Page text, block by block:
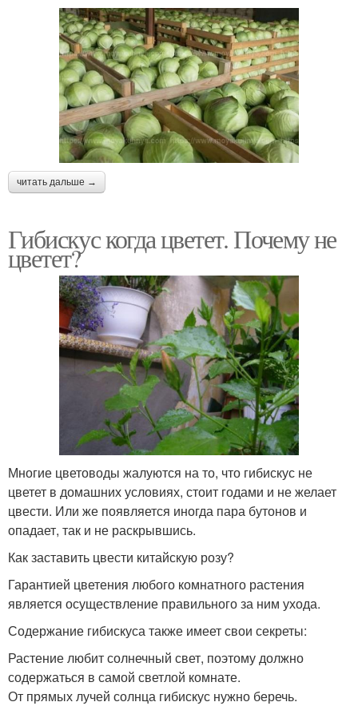
читать дальше →
Гибискус когда цветет. Почему не
цветет?
Многие цветоводы жалуются на то, что гибискус не
цветет в домашних условиях, стоит годами и не желает
цвести. Или же появляется иногда пара бутонов и
опадает, так и не раскрывшись.
Как заставить цвести китайскую розу?
Гарантией цветения любого комнатного растения
является осуществление правильного за ним ухода.
Содержание гибискуса также имеет свои секреты:
Растение любит солнечный свет, поэтому должно
содержаться в самой светлой комнате.
От прямых лучей солнца гибискус нужно беречь.